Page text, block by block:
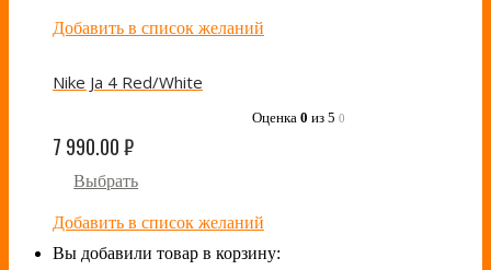
Добавить в список желаний
Nike Ja 4 Red/White
Оценка 0 из 5 0
7 990.00₽
Выбрать
Добавить в список желаний
Вы добавили товар в корзину: